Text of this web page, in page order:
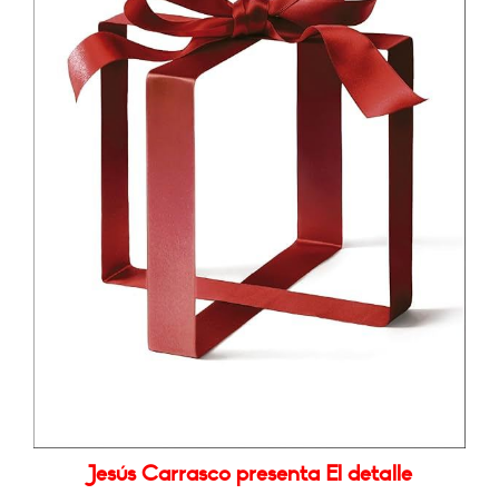
Jesús Carrasco presenta El detalle